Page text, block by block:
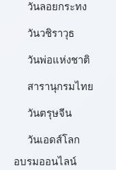
วันลอยกระทง
วันวชิราวุธ
วันพ่อแห่งชาติ
สารานุกรมไทย
วันตรุษจีน
วันเอดส์โลก
อบรมออนไลน์